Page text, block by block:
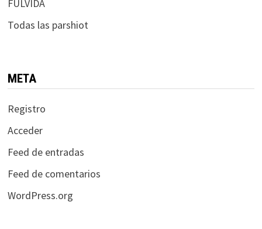
FULVIDA
Todas las parshiot
META
Registro
Acceder
Feed de entradas
Feed de comentarios
WordPress.org